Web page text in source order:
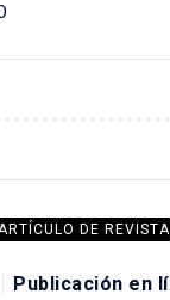
DE REVISTA
Publicación en